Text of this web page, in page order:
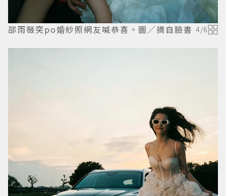
邵雨薇突po婚紗照網友喊恭喜。圖／摘自臉書 4/6